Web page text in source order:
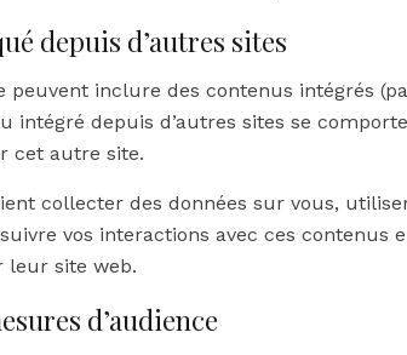
depuis d’autres sites
peuvent inclure des contenus intégrés
intégré depuis d’autres sites se
cet autre site.
collecter des données sur vous,
vos interactions avec ces contenus
leur site web.
d’audience